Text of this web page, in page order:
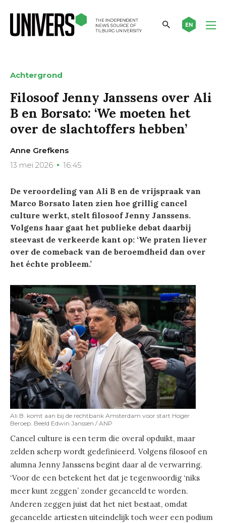
EN
Achtergrond
Filosoof Jenny Janssens over Ali
B en Borsato: ‘We moeten het
over de slachtoffers hebben’
Anne Grefkens
13 mei 2026
16:45
De veroordeling van Ali B en de vrijspraak van
Marco Borsato laten zien hoe grillig cancel
culture werkt, stelt filosoof Jenny Janssens.
Volgens haar gaat het publieke debat daarbij
steevast de verkeerde kant op: ‘We praten liever
over de comeback van de beroemdheid dan over
het échte probleem.’
Ali B. komt aan bij de rechtbank Amsterdam voor start Hoger
Beroep. Beeld Edwin Janssen / ANP
Cancel culture is een term die overal opduikt, maar
zelden scherp wordt gedefinieerd. Volgens filosoof en
alumna Jenny Janssens begint daar al de verwarring.
‘Voor de een betekent het dat je tegenwoordig ‘niks
meer kunt zeggen’ zonder gecanceld te worden.
Anderen zeggen juist dat het niet bestaat, omdat
gecancelde artiesten uiteindelijk toch weer een podium